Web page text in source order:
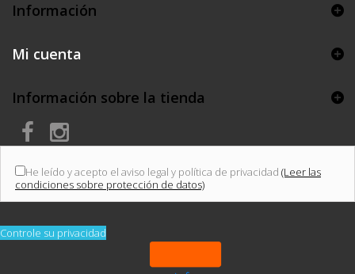
Información
Mi cuenta
Información sobre la tienda
He leído y acepto el aviso legal y política de privacidad (Leer las
condiciones sobre protección de datos)
Controle su privacidad